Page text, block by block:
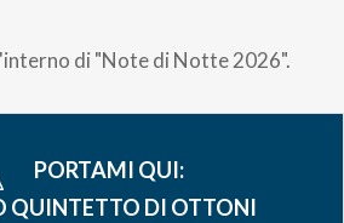
di "Note di Notte 2026".
PORTAMI QUI:
QUINTETTO DI OTTONI